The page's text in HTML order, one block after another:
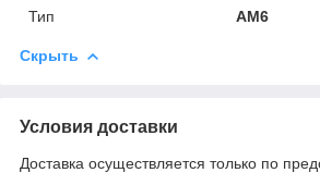
Тип
AM6
Скрыть
Условия доставки
Доставка осуществляется только по